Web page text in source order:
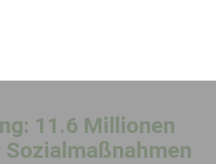
11.6 Milli­onen
Sozial­maß­nahmen